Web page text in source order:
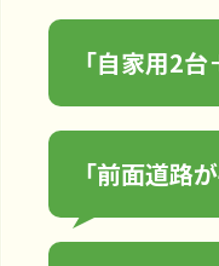
「自家用2
「前面道路